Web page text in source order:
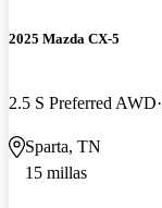
2025 Mazda CX-5
2.5 S Preferred AWD
Sparta, TN
15 millas